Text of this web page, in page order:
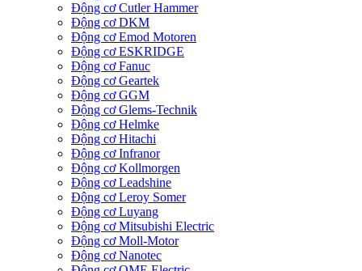
Động cơ Cutler Hammer
Động cơ DKM
Động cơ Emod Motoren
Động cơ ESKRIDGE
Động cơ Fanuc
Động cơ Geartek
Động cơ GGM
Động cơ Glems-Technik
Động cơ Helmke
Động cơ Hitachi
Động cơ Infranor
Động cơ Kollmorgen
Động cơ Leadshine
Động cơ Leroy Somer
Động cơ Luyang
Động cơ Mitsubishi Electric
Động cơ Moll-Motor
Động cơ Nanotec